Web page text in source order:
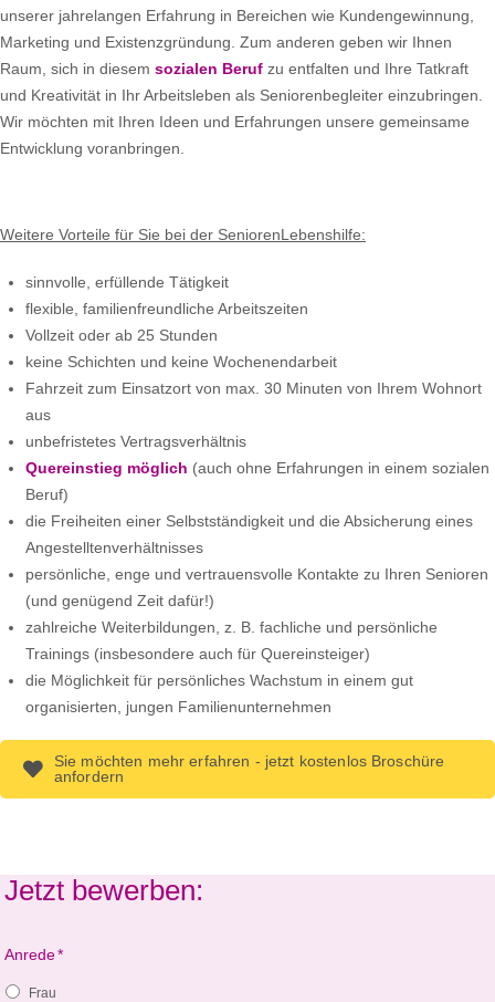
unserer jahrelangen Erfahrung in Bereichen wie Kundengewinnung,
Marketing und Existenzgründung. Zum anderen geben wir Ihnen
Raum, sich in diesem sozialen Beruf zu entfalten und Ihre Tatkraft
und Kreativität in Ihr Arbeitsleben als Seniorenbegleiter einzubringen.
Wir möchten mit Ihren Ideen und Erfahrungen unsere gemeinsame
Entwicklung voranbringen.
Weitere Vorteile für Sie bei der SeniorenLebenshilfe:
sinnvolle, erfüllende Tätigkeit
flexible, familienfreundliche Arbeitszeiten
Vollzeit oder ab 25 Stunden
keine Schichten und keine Wochenendarbeit
Fahrzeit zum Einsatzort von max. 30 Minuten von Ihrem Wohnort
aus
unbefristetes Vertragsverhältnis
Quereinstieg möglich (auch ohne Erfahrungen in einem sozialen
Beruf)
die Freiheiten einer Selbstständigkeit und die Absicherung eines
Angestelltenverhältnisses
persönliche, enge und vertrauensvolle Kontakte zu Ihren Senioren
(und genügend Zeit dafür!)
zahlreiche Weiterbildungen, z. B. fachliche und persönliche
Trainings (insbesondere auch für Quereinsteiger)
die Möglichkeit für persönliches Wachstum in einem gut
organisierten, jungen Familienunternehmen
Sie möchten mehr erfahren - jetzt kostenlos Broschüre
anfordern
Jetzt bewerben:
Anrede*
Frau